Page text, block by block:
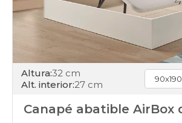
Altura:32 cm
Alt. interior:27 cm
Canapé abatible AirBox